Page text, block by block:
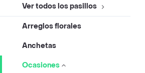
Ver todos los pasillos
Arreglos florales
Anchetas
Ocasiones